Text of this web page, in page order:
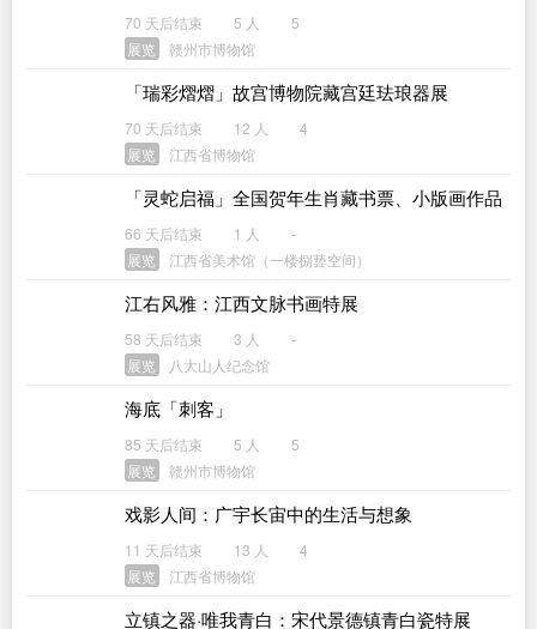
70 天后结束 5 人
5
展览
赣州市博物馆
「瑞彩熠熠」故宫博物院藏宫廷珐琅器展
70 天后结束 12 人
4
展览
江西省博物馆
「灵蛇启福」全国贺年生肖藏书票、小版画作品
66 天后结束 1 人
-
展览
江西省美术馆（一楼捌兿空间）
江右风雅：江西文脉书画特展
58 天后结束 3 人
-
展览
八大山人纪念馆
海底「刺客」
85 天后结束 5 人
5
展览
赣州市博物馆
戏影人间：广宇长宙中的生活与想象
11 天后结束 13 人
4
展览
江西省博物馆
立镇之器·唯我青白：宋代景德镇青白瓷特展